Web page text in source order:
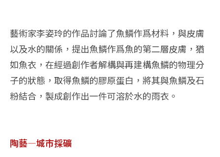
藝術家李姿玲的作品討論了魚鱗作爲材料，與皮膚
以及水的關係，提出魚鱗作爲魚的第二層皮膚，猶
如魚衣，在經過創作者解構與再建構魚鱗的物理分
子的狀態，取得魚鱗的膠原蛋白，將其與魚鱗及石
粉結合，製成創作出一件可溶於水的雨衣。
陶藝—城市採礦